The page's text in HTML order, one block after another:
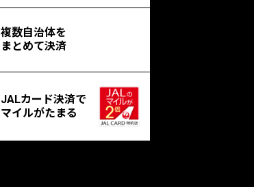
複数自治体を
まとめて決済
JALカード決済で
マイルがたまる